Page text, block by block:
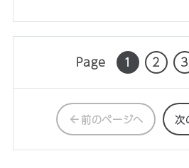
Page 1 2 3
前のページへ 次